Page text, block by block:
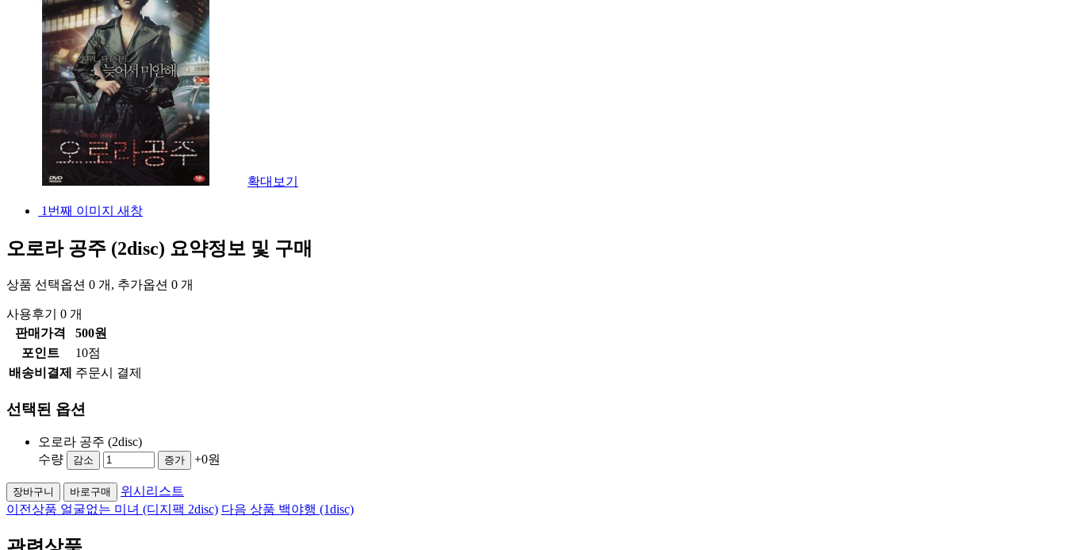
확대보기
1번째 이미지 새창
오로라 공주 (2disc) 요약정보 및 구매
상품 선택옵션 0 개, 추가옵션 0 개
사용후기 0 개
판매가격
500원
포인트
10점
배송비결제
주문시 결제
선택된 옵션
오로라 공주 (2disc)
수량
감소 증가 +0원
장바구니 바로구매
위시리스트
이전상품 얼굴없는 미녀 (디지팩 2disc) 다음 상품 백야행 (1disc)